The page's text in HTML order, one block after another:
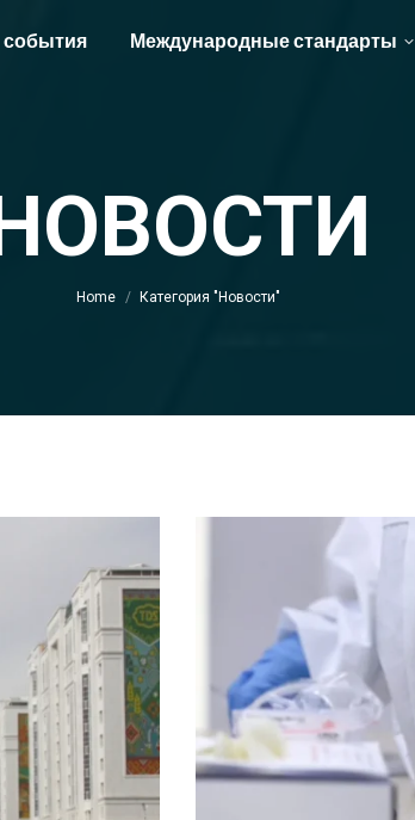
события Международные стандарты
You are here:
Home Категория "Новости"